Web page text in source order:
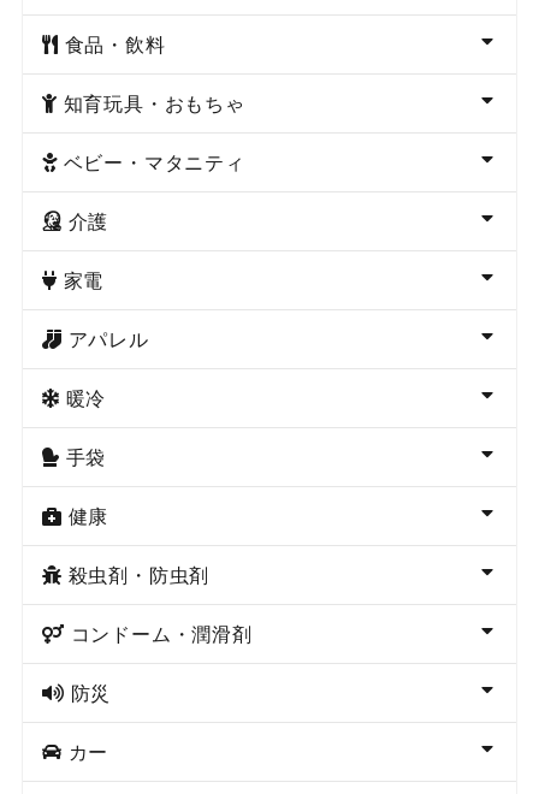
食品・飲料
知育玩具・おもちゃ
ベビー・マタニティ
介護
家電
アパレル
暖冷
手袋
健康
殺虫剤・防虫剤
コンドーム・潤滑剤
防災
カー